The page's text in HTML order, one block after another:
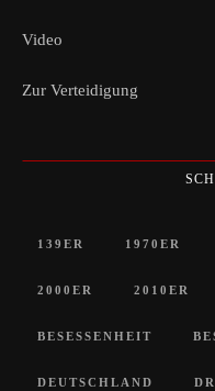
Video
Zur Verteidigung
139ER 1970ER
2000ER 2010ER
BESESSENHEIT
DEUTSCHLAND